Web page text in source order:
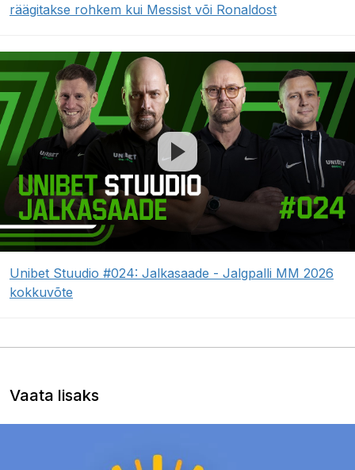
räägitakse rohkem kui Messist või Ronaldost
Unibet Stuudio #024: Jalkasaade - Jalgpalli MM 2026
kokkuvõte
Vaata lisaks